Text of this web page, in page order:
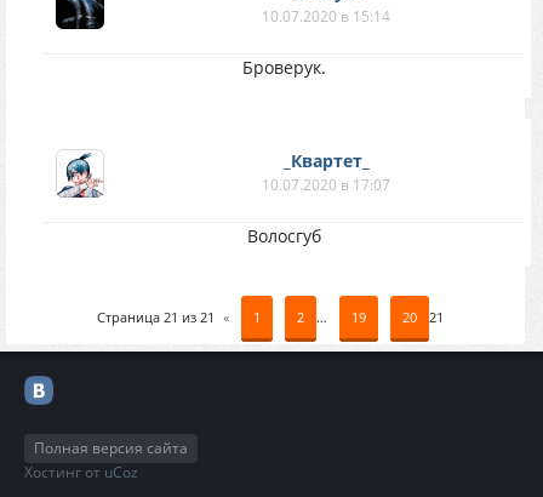
10.07.2020 в 15:14
Броверук.
_Квартет_
10.07.2020 в 17:07
Волосгуб
Страница 21 из 21 « 1 2 … 19 20 21
Полная версия сайта
Хостинг от uCoz